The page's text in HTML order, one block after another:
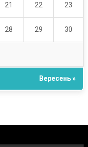
21 22 23
28 29 30
Вересень »